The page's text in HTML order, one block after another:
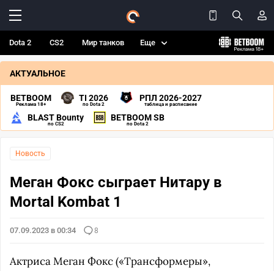
Dota 2 CS2 Мир танков Еще
АКТУАЛЬНОЕ
BETBOOM
Реклама 18+
TI 2026
по Dota 2
РПЛ 2026-2027
таблица и расписание
BLAST Bounty
по CS2
BETBOOM SB
по Dota 2
Новость
Меган Фокс сыграет Нитару в
Mortal Kombat 1
07.09.2023 в 00:34 8
Актриса Меган Фокс («Трансформеры»,